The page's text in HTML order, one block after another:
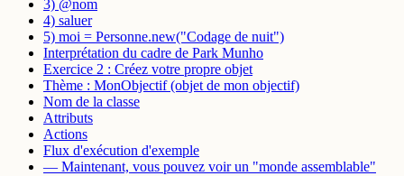
3) @nom
4) saluer
5) moi = Personne.new("Codage de nuit")
Interprétation du cadre de Park Munho
Exercice 2 : Créez votre propre objet
Thème : MonObjectif (objet de mon objectif)
Nom de la classe
Attributs
Actions
Flux d'exécution d'exemple
— Maintenant, vous pouvez voir un "monde assemblable"